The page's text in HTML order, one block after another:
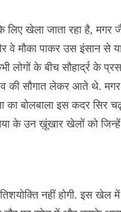
खेला जाता रहा है, मगर
मौका पाकर उस इंसान से
के बीच सौहार्द्र के
की सौगात लेकर आते थे.
बोलबाला इस कदर सिर
के उन ख़ूंखार खेलों को
नहीं होगी. इस खेल